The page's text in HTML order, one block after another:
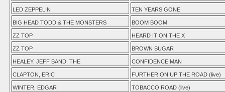
LED ZEPPELIN TEN YEARS GONE
BIG HEAD TODD & THE MONSTERS BOOM BOOM
ZZ TOP HEARD IT ON THE X
ZZ TOP BROWN SUGAR
HEALEY, JEFF BAND, THE CONFIDENCE MAN
CLAPTON, ERIC FURTHER ON UP THE ROAD (live)
WINTER, EDGAR TOBACCO ROAD (live)